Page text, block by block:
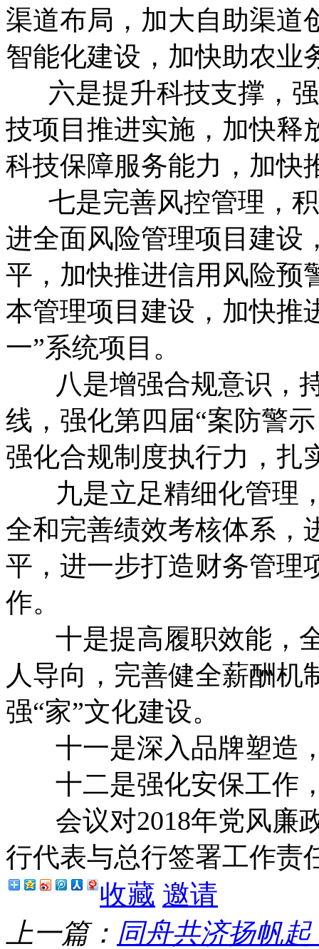
渠道布局，加大自助渠道
智能化建设，加快助农业
六是提升科技支撑，强
技项目推进实施，加快释
科技保障服务能力，加快
七是完善风控管理，积
进全面风险管理项目建设
平，加快推进信用风险预
本管理项目建设，加快推
一”系统项目。
八是增强合规意识，持
线，强化第四届“案防警
强化合规制度执行力，扎
九是立足精细化管理，
全和完善绩效考核体系，
平，进一步打造财务管理
作。
十是提高履职效能，全
人导向，完善健全薪酬机
强“家”文化建设。
十一是深入品牌塑造
十二是强化安保工作
会议对2018年党风廉
行代表与总行签署工作责
收藏 邀请
上一篇： 同舟共济扬帆